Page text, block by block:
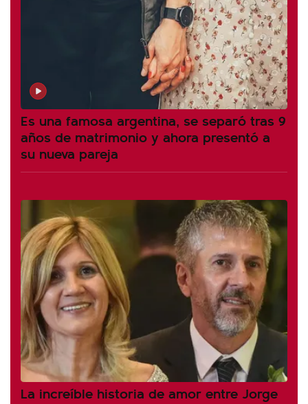
Es una famosa argentina, se separó tras 9
años de matrimonio y ahora presentó a
su nueva pareja
La increíble historia de amor entre Jorge